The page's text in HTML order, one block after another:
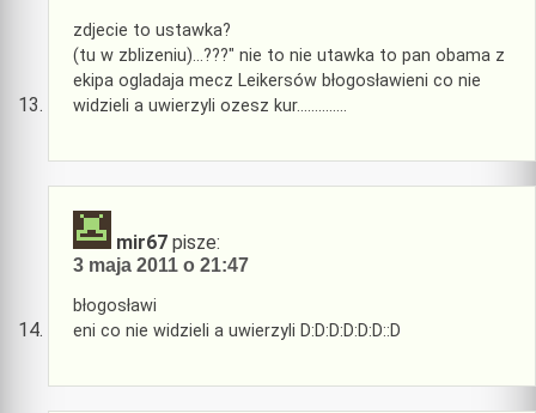
zdjecie to ustawka?
(tu w zblizeniu)…???" nie to nie utawka to pan obama z
ekipa ogladaja mecz Leikersów błogosławieni co nie
widzieli a uwierzyli ozesz kur…………..
mir67 pisze:
3 maja 2011 o 21:47
błogosławi
eni co nie widzieli a uwierzyli D:D:D:D:D:D::D